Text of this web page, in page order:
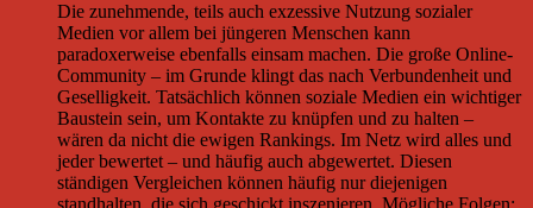
Die zunehmende, teils auch exzessive Nutzung sozialer
Medien vor allem bei jüngeren Menschen kann
paradoxerweise ebenfalls einsam machen. Die große Online-
Community – im Grunde klingt das nach Verbundenheit und
Geselligkeit. Tatsächlich können soziale Medien ein wichtiger
Baustein sein, um Kontakte zu knüpfen und zu halten –
wären da nicht die ewigen Rankings. Im Netz wird alles und
jeder bewertet – und häufig auch abgewertet. Diesen
ständigen Vergleichen können häufig nur diejenigen